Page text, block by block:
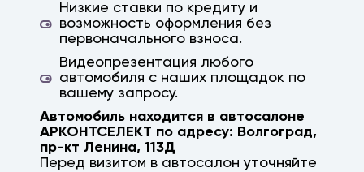
Низкие ставки по кредиту и
возможность оформления без
первоначального взноса.
Видеопрезентация любого
автомобиля с наших площадок по
вашему запросу.
Автомобиль находится в автосалоне
АРКОНТСЕЛЕКТ по адресу: Волгоград,
пр-кт Ленина, 113Д
Перед визитом в автосалон уточняйте